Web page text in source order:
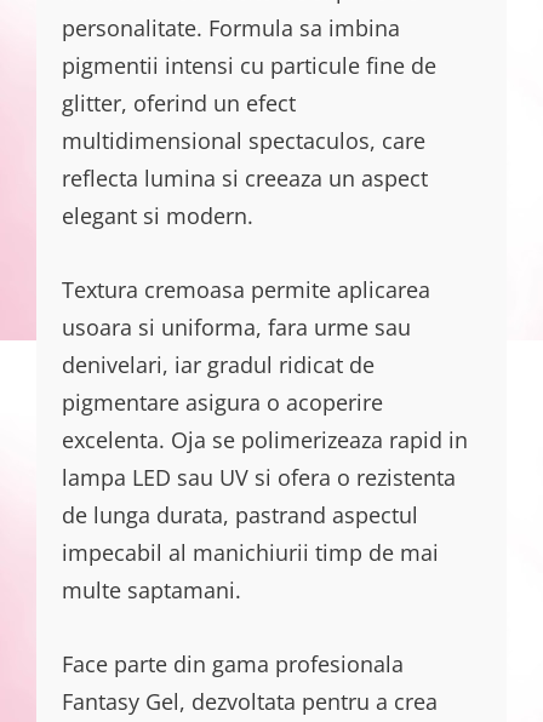
personalitate. Formula sa imbina
pigmentii intensi cu particule fine de
glitter, oferind un efect
multidimensional spectaculos, care
reflecta lumina si creeaza un aspect
elegant si modern.
Textura cremoasa permite aplicarea
usoara si uniforma, fara urme sau
denivelari, iar gradul ridicat de
pigmentare asigura o acoperire
excelenta. Oja se polimerizeaza rapid in
lampa LED sau UV si ofera o rezistenta
de lunga durata, pastrand aspectul
impecabil al manichiurii timp de mai
multe saptamani.
Face parte din gama profesionala
Fantasy Gel, dezvoltata pentru a crea